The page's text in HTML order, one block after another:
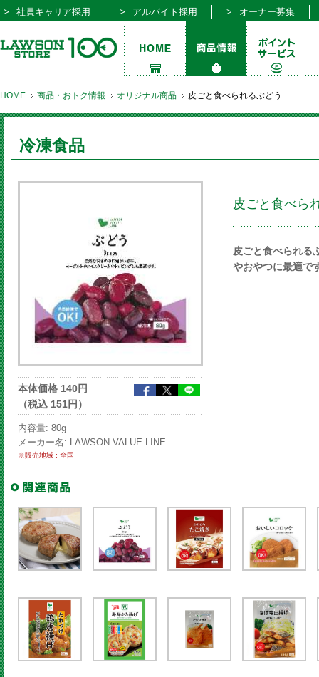
社員キャリア採用 アルバイト採用 オーナー募集
HOME 商品・おトク情報 オリジナル商品 皮ごと食べられるぶどう
冷凍食品
皮ごと食べら
皮ごと食べられる
やおやつに最適で
本体価格 140円
（税込 151円）
内容量: 80g
メーカー名: LAWSON VALUE LINE
※販売地域 : 全国